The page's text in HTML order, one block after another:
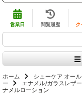
営業日 閲覧履歴 ク
ホーム シューケア オー
ー
エナメル/ガラスレザ
ナメルローション